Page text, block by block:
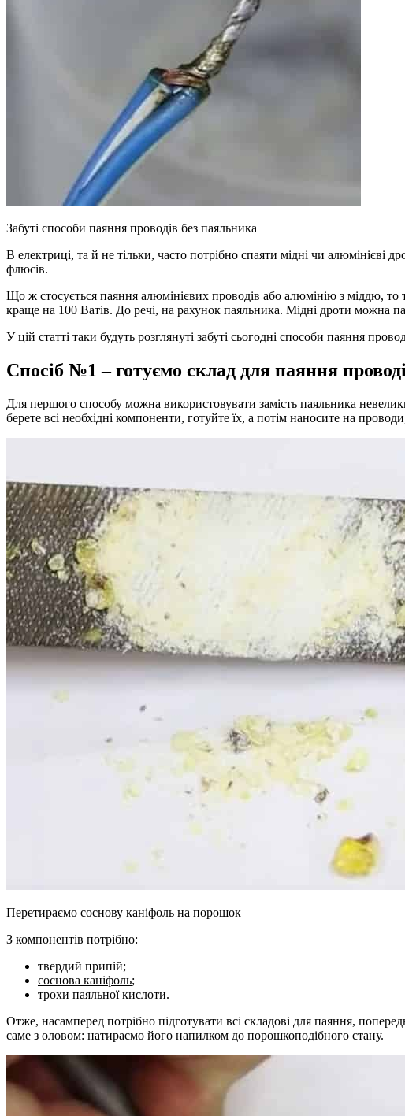
Забуті способи паяння проводів без паяльника
В електриці, та й не тільки, часто потрібно спаяти мідні чи
флюсів.
Що ж стосується паяння алюмінієвих проводів або алюмінію з міддю,
краще на 100 Ватів. До речі, на рахунок паяльника. Мідні дроти можна
У цій статті таки будуть розглянуті забуті сьогодні способи паяння
Спосіб №1 – готуємо склад для паяння
Для першого способу можна використовувати замість паяльника
берете всі необхідні компоненти, готуйте їх, а потім наносите на
Перетираємо соснову каніфоль на порошок
З компонентів потрібно:
твердий припій;
соснова каніфоль;
трохи паяльної кислоти.
Отже, насамперед потрібно підготувати всі складові для паяння,
саме з оловом: натираємо його напилком до порошкоподібного стану.